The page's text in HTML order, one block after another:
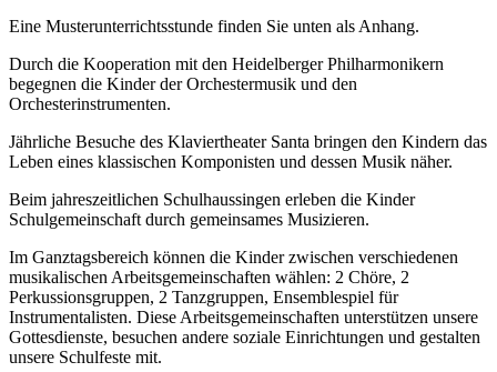
Eine Musterunterrichtsstunde finden Sie unten als Anhang.
Durch die Kooperation mit den Heidelberger Philharmonikern
begegnen die Kinder der Orchestermusik und den
Orchesterinstrumenten.
Jährliche Besuche des Klaviertheater Santa bringen den Kindern das
Leben eines klassischen Komponisten und dessen Musik näher.
Beim jahreszeitlichen Schulhaussingen erleben die Kinder
Schulgemeinschaft durch gemeinsames Musizieren.
Im Ganztagsbereich können die Kinder zwischen verschiedenen
musikalischen Arbeitsgemeinschaften wählen: 2 Chöre, 2
Perkussionsgruppen, 2 Tanzgruppen, Ensemblespiel für
Instrumentalisten. Diese Arbeitsgemeinschaften unterstützen unsere
Gottesdienste, besuchen andere soziale Einrichtungen und gestalten
unsere Schulfeste mit.